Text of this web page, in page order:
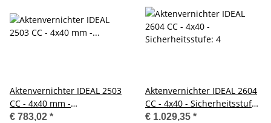
Aktenvernichter IDEAL 2503
CC - 4x40 mm -
Sicherheitsstufe: 4
€ 783,02 *
Aktenvernichter IDEAL 2604
CC - 4x40 - Sicherheitsstufe:
4
€ 1.029,35 *